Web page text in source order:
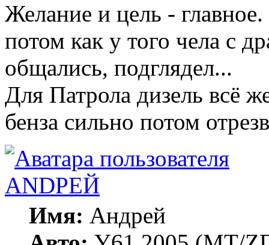
Желание и цель -
потом как у того чела с
общались, подглядел...
Для Патрола дизель всё
бенза сильно потом
ANDРЕЙ
Имя: Андрей